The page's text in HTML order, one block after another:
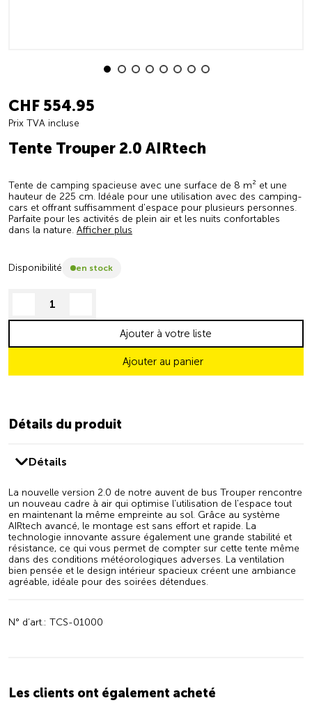
CHF 554.95
Prix TVA incluse
Tente Trouper 2.0 AIRtech
Tente de camping spacieuse avec une surface de 8 m² et une
hauteur de 225 cm. Idéale pour une utilisation avec des camping-
cars et offrant suffisamment d'espace pour plusieurs personnes.
Parfaite pour les activités de plein air et les nuits confortables
dans la nature. Afficher plus
Disponibilité en stock
decrease quantity
Ajouter au panier
Ajouter à votre liste
Détails du produit
Détails
La nouvelle version 2.0 de notre auvent de bus Trouper rencontre
un nouveau cadre à air qui optimise l'utilisation de l'espace tout
en maintenant la même empreinte au sol. Grâce au système
AIRtech avancé, le montage est sans effort et rapide. La
technologie innovante assure également une grande stabilité et
résistance, ce qui vous permet de compter sur cette tente même
dans des conditions météorologiques adverses. La ventilation
bien pensée et le design intérieur spacieux créent une ambiance
agréable, idéale pour des soirées détendues.
N° d’art.: TCS-01000
Les clients ont également acheté